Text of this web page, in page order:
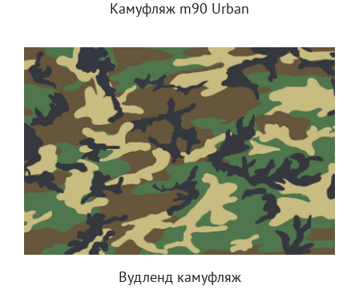
Камуфляж m90 Urban
Вудленд камуфляж